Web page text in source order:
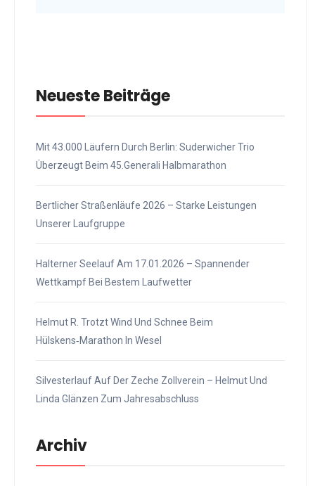
Neueste Beiträge
Mit 43.000 Läufern Durch Berlin: Suderwicher Trio
Überzeugt Beim 45.Generali Halbmarathon
Bertlicher Straßenläufe 2026 – Starke Leistungen
Unserer Laufgruppe
Halterner Seelauf Am 17.01.2026 – Spannender
Wettkampf Bei Bestem Laufwetter
Helmut R. Trotzt Wind Und Schnee Beim
Hülskens‑Marathon In Wesel
Silvesterlauf Auf Der Zeche Zollverein – Helmut Und
Linda Glänzen Zum Jahresabschluss
Archiv